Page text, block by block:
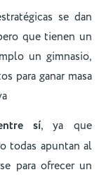
se dan
que tienen un
un gimnasio,
para ganar masa
sí, ya que
todas apuntan al
para ofrecer un